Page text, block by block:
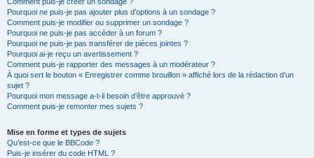
Pourquoi ne puis-je pas ajouter plus d’options à un sondage ?
Comment puis-je modifier ou supprimer un sondage ?
Pourquoi ne puis-je pas accéder à un forum ?
Pourquoi ne puis-je pas transférer de pièces jointes ?
Pourquoi ai-je reçu un avertissement ?
Comment puis-je rapporter des messages à un modérateur ?
À quoi sert le bouton « Enregistrer comme brouillon » affiché lors de la rédaction d’un
sujet ?
Pourquoi mon message a-t-il besoin d’être approuvé ?
Comment puis-je remonter mes sujets ?
Mise en forme et types de sujets
Qu’est-ce que le BBCode ?
Puis-je insérer du code HTML ?